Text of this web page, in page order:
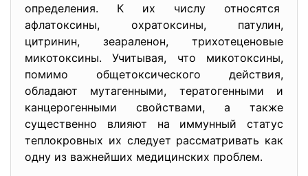
определения. К их числу относятся
афлатоксины, охратоксины, патулин,
цитринин, зеараленон, трихотеценовые
микотоксины. Учитывая, что микотоксины,
помимо общетоксического действия,
обладают мутагенными, тератогенными и
канцерогенными свойствами, а также
существенно влияют на иммунный статус
теплокровных их следует рассматривать как
одну из важнейших медицинских проблем.